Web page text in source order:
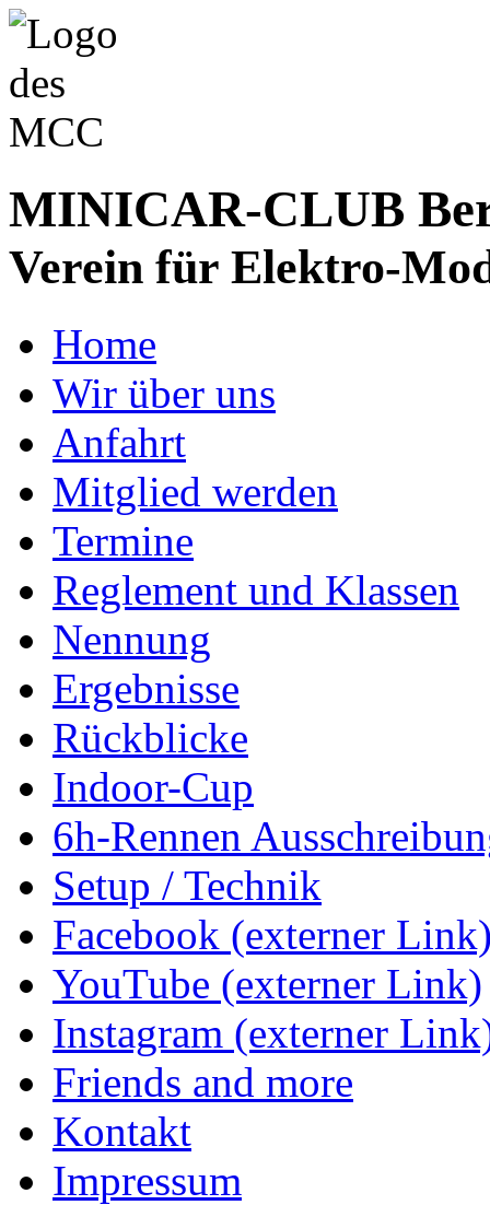
MINICAR-CLUB
Verein für Elektro-
Home
Wir über uns
Anfahrt
Mitglied werden
Termine
Reglement und Klassen
Nennung
Ergebnisse
Rückblicke
Indoor-Cup
6h-Rennen
Setup / Technik
Facebook (externer
YouTube (externer Link)
Instagram (externer
Friends and more
Kontakt
Impressum